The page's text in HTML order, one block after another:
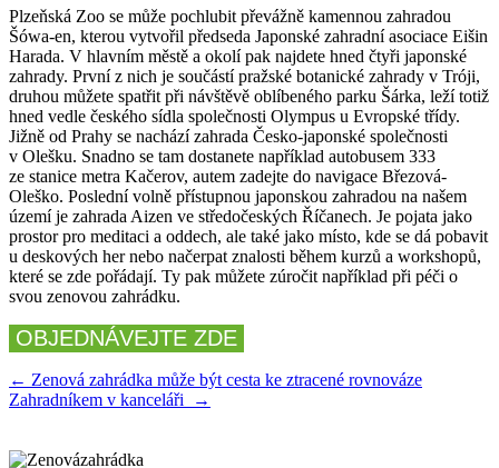
Plzeňská Zoo se může pochlubit převážně kamennou zahradou
Šówa-en, kterou vytvořil předseda Japonské zahradní asociace Eišin
Harada. V hlavním městě a okolí pak najdete hned čtyři japonské
zahrady. První z nich je součástí pražské botanické zahrady v Tróji,
druhou můžete spatřit při návštěvě oblíbeného parku Šárka, leží totiž
hned vedle českého sídla společnosti Olympus u Evropské třídy.
Jižně od Prahy se nachází zahrada Česko-japonské společnosti
v Olešku. Snadno se tam dostanete například autobusem 333
ze stanice metra Kačerov, autem zadejte do navigace Březová-
Oleško. Poslední volně přístupnou japonskou zahradou na našem
území je zahrada Aizen ve středočeských Říčanech. Je pojata jako
prostor pro meditaci a oddech, ale také jako místo, kde se dá pobavit
u deskových her nebo načerpat znalosti během kurzů a workshopů,
které se zde pořádají. Ty pak můžete zúročit například při péči o
svou zenovou zahrádku.
OBJEDNÁVEJTE ZDE
Navigace
pro
příspěvek
← Zenová zahrádka může být cesta ke ztracené rovnováze
Zahradníkem v kanceláři
→